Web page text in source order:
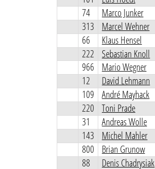
74
Marco Junker
313
Marcel Wehner
66
Klaus Hensel
222
Sebastian Knoll
966
Mario Wegner
12
David Lehmann
109
André Mayhack
220
Toni Prade
31
Andreas Wolle
143
Michel Mahler
800
Brian Grunow
88
Denis Chadrysiak